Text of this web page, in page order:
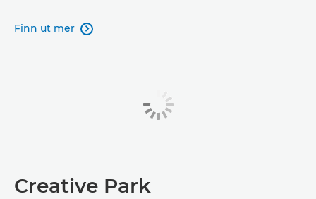
Finn ut mer 
Creative Park